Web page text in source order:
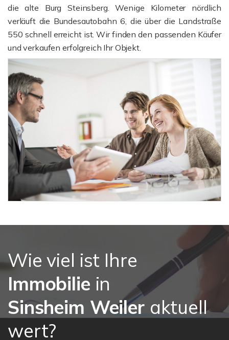
die alte Burg Steinsberg. Wenige Kilometer nördlich
verläuft die Bundesautobahn 6, die über die Landstraße
550 schnell erreicht ist. Wir finden den passenden Käufer
und verkaufen erfolgreich Ihr Objekt.
Wie viel ist Ihre
Immobilie in
Sinsheim Weiler aktuell
wert?